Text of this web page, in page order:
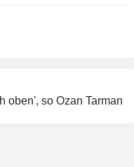
oben', so Ozan Tarman